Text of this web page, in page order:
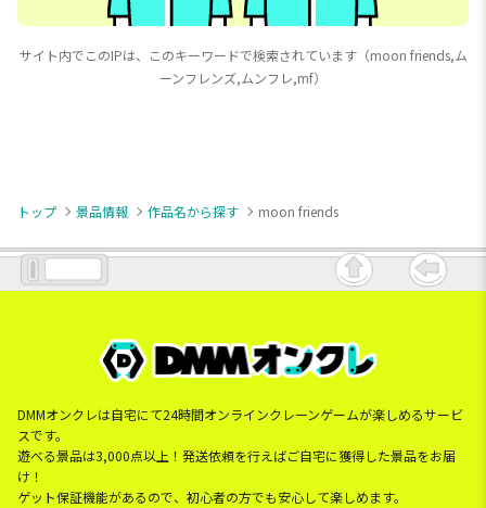
サイト内でこのIPは、このキーワードで検索されています（moon friends,ム
ーンフレンズ,ムンフレ,mf）
トップ 景品情報 作品名から探す moon friends
DMMオンクレは自宅にて24時間オンラインクレーンゲームが楽しめるサービ
スです。
遊べる景品は3,000点以上！発送依頼を行えばご自宅に獲得した景品をお届
け！
ゲット保証機能があるので、初心者の方でも安心して楽しめます。